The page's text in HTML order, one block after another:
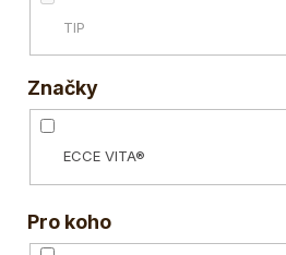
TIP
Značky
ECCE VITA®
Pro koho